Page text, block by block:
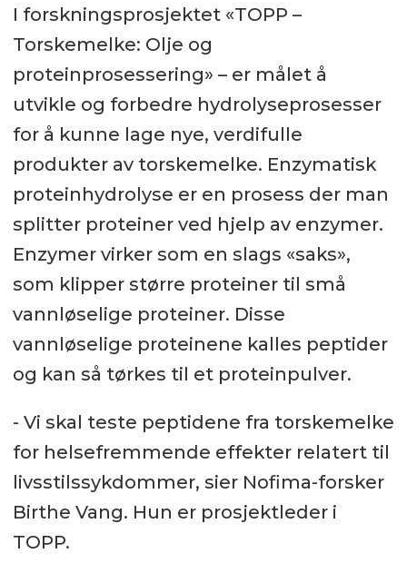
I forskningsprosjektet «TOPP –
Torskemelke: Olje og
proteinprosessering» – er målet å
utvikle og forbedre hydrolyseprosesser
for å kunne lage nye, verdifulle
produkter av torskemelke. Enzymatisk
proteinhydrolyse er en prosess der man
splitter proteiner ved hjelp av enzymer.
Enzymer virker som en slags «saks»,
som klipper større proteiner til små
vannløselige proteiner. Disse
vannløselige proteinene kalles peptider
og kan så tørkes til et proteinpulver.
- Vi skal teste peptidene fra torskemelke
for helsefremmende effekter relatert til
livsstilssykdommer, sier Nofima-forsker
Birthe Vang. Hun er prosjektleder i
TOPP.